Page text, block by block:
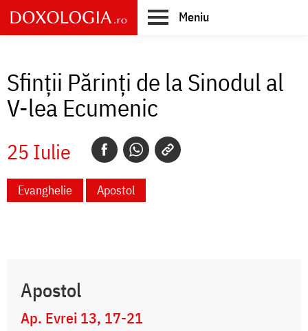
Skip
to
main
Meniu
Sfinţii Părinţi de la Sinodul al
V-lea Ecumenic
25 Iulie
Evanghelie Apostol
Apostol
Ap. Evrei 13, 17-21